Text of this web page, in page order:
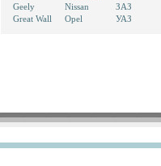
Geely
Great Wall
Nissan
Opel
ЗАЗ
УАЗ